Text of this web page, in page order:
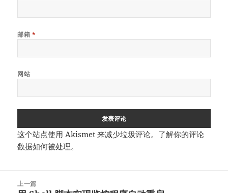
邮箱 *
网站
这个站点使用 Akismet 来减少垃圾评论。 了解你的评论
数据如何被处理。
上一篇